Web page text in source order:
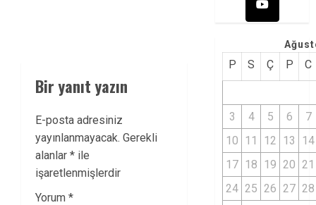
Bir yanıt yazın
E-posta adresiniz
yayınlanmayacak. Gerekli
alanlar * ile
işaretlenmişlerdir
Yorum *
P S Ç P C
3 4 5 6
7
10 11 12 13
14
17 18 19 20 21
24 25 26 27 28